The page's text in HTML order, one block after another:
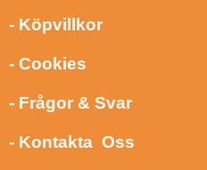
- Köpvillkor
- Cookies
- Frågor & Svar
- Kontakta Oss